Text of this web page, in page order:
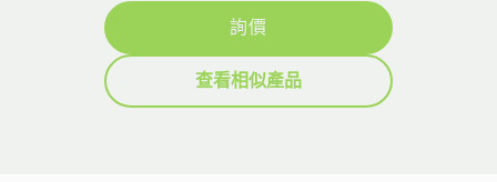
詢價
查看相似產品